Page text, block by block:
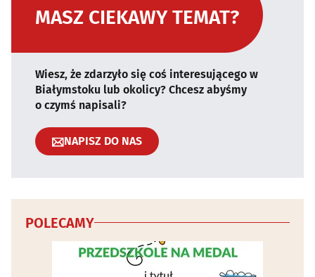
MASZ CIEKAWY TEMAT?
Wiesz, że zdarzyło się coś interesującego w
Białymstoku lub okolicy? Chcesz abyśmy
o czymś napisali?
NAPISZ DO NAS
POLECAMY